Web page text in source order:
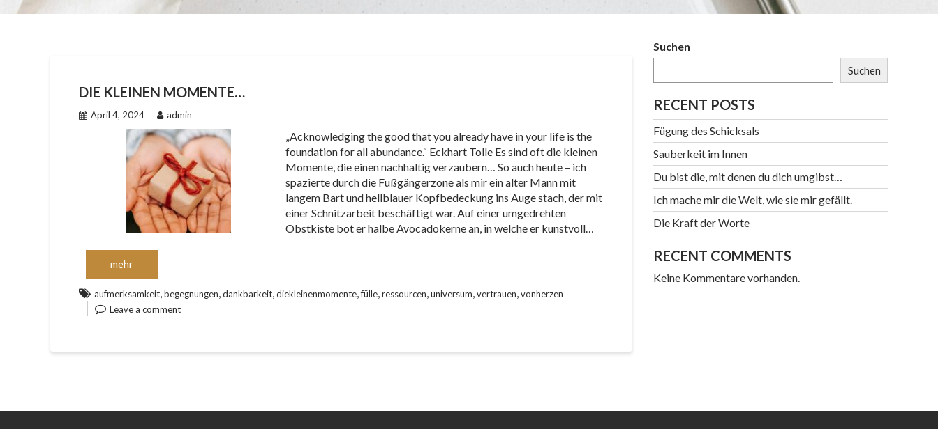
DIE KLEINEN MOMENTE…
April 4, 2024 admin
„Acknowledging the good that you already have in your life is the
foundation for all abundance.“ Eckhart Tolle Es sind oft die kleinen
Momente, die einen nachhaltig verzaubern… So auch heute – ich
spazierte durch die Fußgängerzone als mir ein alter Mann mit
langem Bart und hellblauer Kopfbedeckung ins Auge stach, der mit
einer Schnitzarbeit beschäftigt war. Auf einer umgedrehten
Obstkiste bot er halbe Avocadokerne an, in welche er kunstvoll…
mehr
aufmerksamkeit,begegnungen,dankbarkeit,diekleinenmomente,fülle,ressourcen,universum,vertrauen,vonherzen
Leave a comment
Suchen
Suchen
RECENT POSTS
Fügung des Schicksals
Sauberkeit im Innen
Du bist die, mit denen du dich umgibst…
Ich mache mir die Welt, wie sie mir gefällt.
Die Kraft der Worte
RECENT COMMENTS
Keine Kommentare vorhanden.